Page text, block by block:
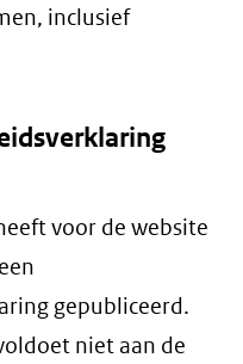
inclusief
voor de website
gepubliceerd.
niet aan de